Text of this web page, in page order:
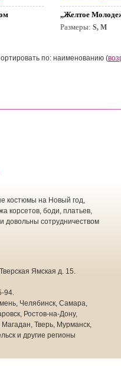
,,Желтое
Размеры: S, M
по: наименованию (
костюмы на Новый год,
корсетов, боди, платьев,
довольны сотрудничеством
Ямская д. 15.
94.
Челябинск, Самара,
Ростов-на-Дону,
Тверь, Мурманск,
и другие регионы